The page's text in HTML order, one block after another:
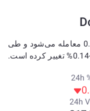
Dogecoin در حال حاضر حدود $0.069 معامله می‌شود و طی
24h
24h